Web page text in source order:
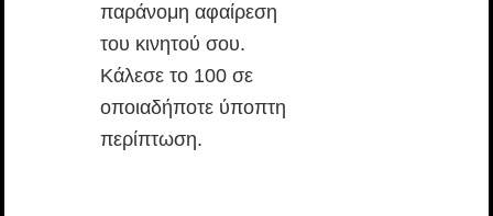
παράνομη αφαίρεση
του κινητού σου.
Κάλεσε το 100 σε
οποιαδήποτε ύποπτη
περίπτωση.